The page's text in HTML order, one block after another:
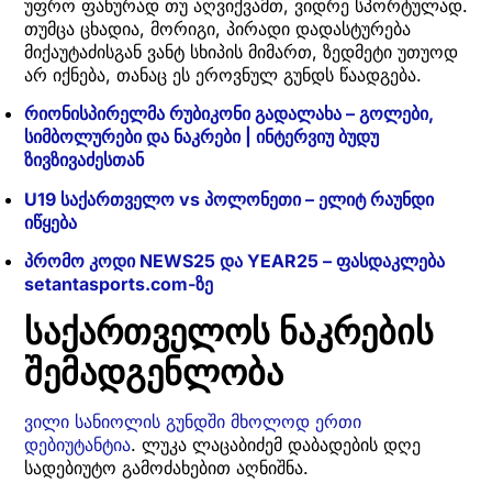
უფრო ფანურად თუ აღვიქვამთ, ვიდრე სპორტულად.
თუმცა ცხადია, მორიგი, პირადი დადასტურება
მიქაუტაძისგან ვანტ სხიპის მიმართ, ზედმეტი უთუოდ
არ იქნება, თანაც ეს ეროვნულ გუნდს წაადგება.
რიონისპირელმა რუბიკონი გადალახა – გოლები,
სიმბოლურები და ნაკრები | ინტერვიუ ბუდუ
ზივზივაძესთან
U19 საქართველო vs პოლონეთი – ელიტ რაუნდი
იწყება
პრომო კოდი NEWS25 და YEAR25 – ფასდაკლება
setantasports.com-ზე
საქართველოს ნაკრების
შემადგენლობა
ვილი სანიოლის გუნდში მხოლოდ ერთი
დებიუტანტია. ლუკა ლაცაბიძემ დაბადების დღე
სადებიუტო გამოძახებით აღნიშნა.